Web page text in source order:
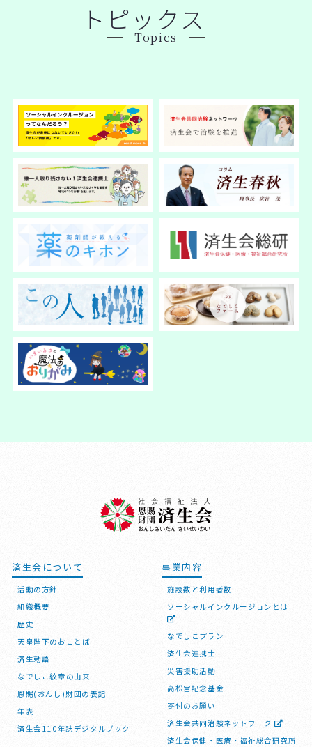
トピックス
Topics
済生会について
活動の方針
組織概要
歴史
天皇陛下のおことば
済生勅語
なでしこ紋章の由来
恩賜(おんし)財団の表記
年表
済生会110年誌デジタルブック
事業内容
施設数と利用者数
ソーシャルインクルージョンとは
なでしこプラン
済生会連携士
災害援助活動
高松宮記念基金
寄付のお願い
済生会共同治験ネットワーク
済生会保健・医療・福祉総合研究所